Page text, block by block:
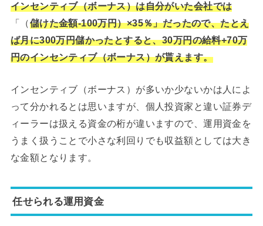
インセンティブ（ボーナス）は自分がいた会社では
「（儲けた金額-100万円）×35％」だったので、たとえ
ば月に300万円儲かったとすると、30万円の給料+70万
円のインセンティブ（ボーナス）が貰えます。
インセンティブ（ボーナス）が多いか少ないかは人によ
って分かれるとは思いますが、個人投資家と違い証券デ
ィーラーは扱える資金の桁が違いますので、運用資金を
うまく扱うことで小さな利回りでも収益額としては大き
な金額となります。
任せられる運用資金